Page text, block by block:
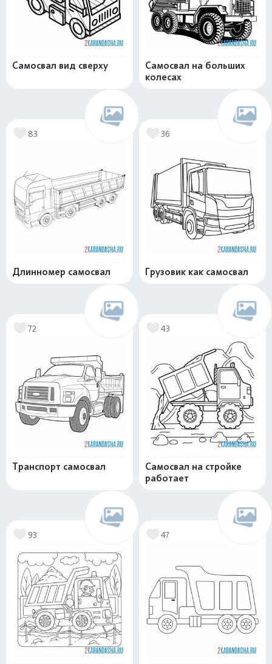
Самосвал вид сверху
Самосвал на больших
колесах
83
Длинномер самосвал
36
Грузовик как самосвал
72
Транспорт самосвал
43
Самосвал на стройке
работает
93 47